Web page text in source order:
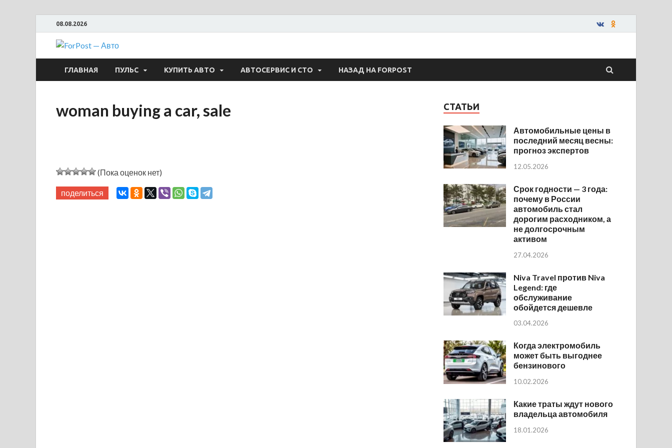
08.08.2026
ForPost — Авто
ГЛАВНАЯ ПУЛЬС КУПИТЬ АВТО АВТОСЕРВИС И СТО НАЗАД НА FORPOST
woman buying a car, sale
(Пока оценок нет)
поделиться
СТАТЬИ
Автомобильные цены в
последний месяц весны:
прогноз экспертов
12.05.2026
Срок годности — 3 года:
почему в России
автомобиль стал
дорогим расходником, а
не долгосрочным
активом
27.04.2026
Niva Travel против Niva
Legend: где
обслуживание
обойдется дешевле
03.04.2026
Когда электромобиль
может быть выгоднее
бензинового
10.02.2026
Какие траты ждут нового
владельца автомобиля
18.01.2026